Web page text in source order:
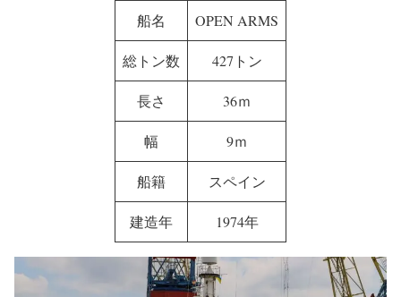
船名 OPEN ARMS
総トン数 427トン
長さ 36ｍ
幅 9ｍ
船籍 スペイン
建造年 1974年